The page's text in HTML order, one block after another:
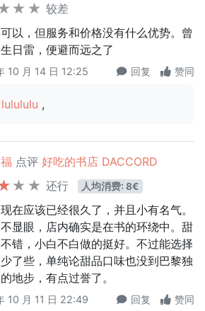
较差
以，但服务和价格没有什么优势。曾
日雷，便避而远之了
10 月 14 日 12:25 回复 赞同
lulululu ,
点评 好吃的书店 DACCORD
还行
人均消费: 8€
在应该已经很久了，并且小有名气。
显眼，店内确实是在书的环绕中。甜
错，小白不白做的挺好。不过能选择
了些，单纯论甜品口味也没到巴黎独
地步，有点过誉了。
10 月 11 日 22:49 回复 赞同